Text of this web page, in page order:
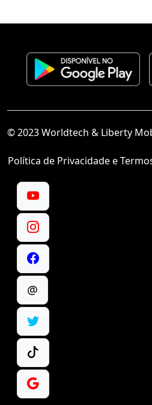
© 2023 Worldtech & Liberty
Política de Privacidade e
@